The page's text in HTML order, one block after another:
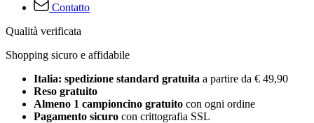
Contatto
Qualità verificata
Shopping sicuro e affidabile
Italia: spedizione standard gratuita a partire da € 49,90
Reso gratuito
Almeno 1 campioncino gratuito con ogni ordine
Pagamento sicuro con crittografia SSL